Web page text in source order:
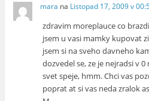
mara na Listopad 17, 2009 v
zdravim moreplauce co
jsem u vasi mamky kupovat
jsem si na sveho davneho
dozvedel se, ze je nejradsi v
svet speje, hmm. Chci vas
poprat at si vas neda zralok